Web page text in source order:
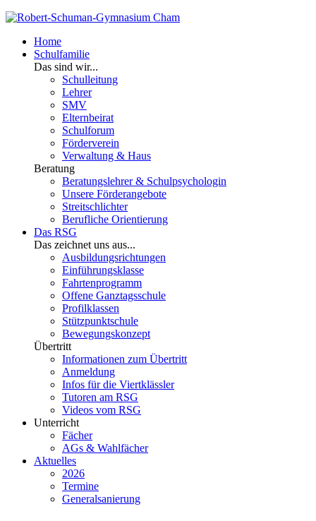
Home
Schulfamilie
Das sind wir...
Schulleitung
Lehrer
SMV
Elternbeirat
Schulforum
Förderverein
Verwaltung & Haus
Beratung
Beratungslehrer & Schulpsychologin
Unsere Förderangebote
Streitschlichter
Berufliche Orientierung
Das RSG
Das zeichnet uns aus...
Ausbildungsrichtungen
Einführungsklasse
Fahrtenprogramm
Offene Ganztagsschule
Profilklassen
Stützpunktschule
Bewegungskonzept
Übertritt
Informationen zum Übertritt
Anmeldung
Infos für die Viertklässler
Tutoren am RSG
Videos vom RSG
Unterricht
Fächer
AGs & Wahlfächer
Aktuelles
2026
Termine
Generalsanierung